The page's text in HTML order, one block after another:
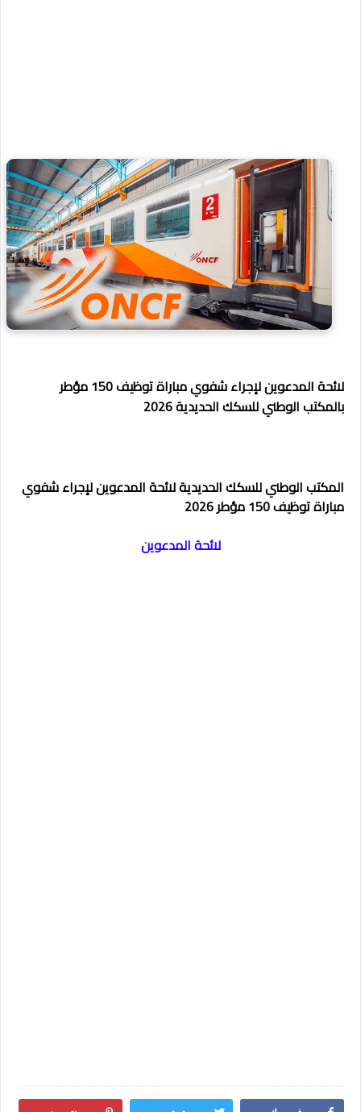
لائحة المدعوين لإجراء شفوي مباراة توظيف 150 مؤطر
بالمكتب الوطني للسكك الحديدية 2026
المكتب الوطني للسكك الحديدية لائحة المدعوين لإجراء شفوي
مباراة توظيف 150 مؤطر 2026
لائحة المدعوين